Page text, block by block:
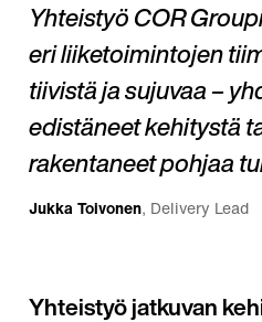
Yhteistyö COR
eri liiketoimintojen
tiivistä ja sujuvaa –
edistäneet kehitystä
rakentaneet pohjaa
Jukka Toivonen, Delivery Lead
Yhteistyö jatkuvan